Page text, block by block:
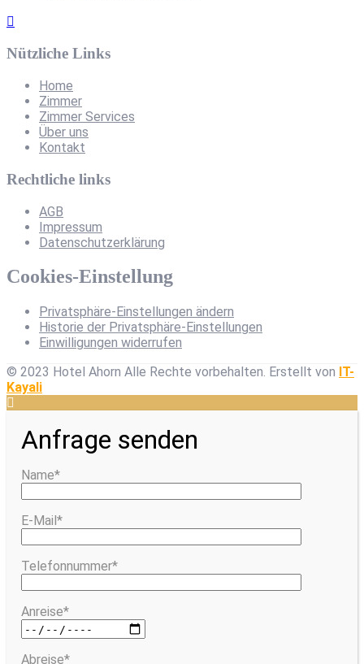
Nützliche Links
Home
Zimmer
Zimmer Services
Über uns
Kontakt
Rechtliche links
AGB
Impressum
Datenschutzerklärung
Cookies-Einstellung
Privatsphäre-Einstellungen ändern
Historie der Privatsphäre-Einstellungen
Einwilligungen widerrufen
© 2023 Hotel Ahorn Alle Rechte vorbehalten. Erstellt von IT-
Kayali
Anfrage senden
Name*
E-Mail*
Telefonnummer*
Anreise*
Abreise*